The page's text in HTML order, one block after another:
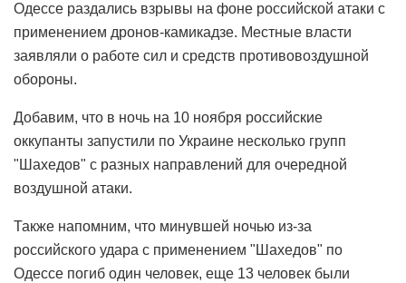
Одессе раздались взрывы на фоне российской атаки с
применением дронов-камикадзе. Местные власти
заявляли о работе сил и средств противовоздушной
обороны.
Добавим, что в ночь на 10 ноября российские
оккупанты запустили по Украине несколько групп
"Шахедов" с разных направлений для очередной
воздушной атаки.
Также напомним, что минувшей ночью из-за
российского удара с применением "Шахедов" по
Одессе погиб один человек, еще 13 человек были